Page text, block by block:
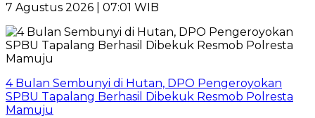
7 Agustus 2026 | 07:01 WIB
4 Bulan Sembunyi di Hutan, DPO Pengeroyokan
SPBU Tapalang Berhasil Dibekuk Resmob Polresta
Mamuju